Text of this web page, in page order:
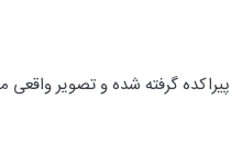
گرفته شده و تصویر